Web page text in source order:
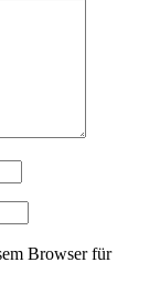
Browser für